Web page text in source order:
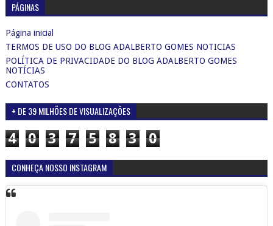
PÁGINAS
Página inicial
TERMOS DE USO DO BLOG ADALBERTO GOMES NOTICIAS
POLÍTICA DE PRIVACIDADE DO BLOG ADALBERTO GOMES
NOTÍCIAS
CONTATOS
+ DE 39 MILHÕES DE VISUALIZAÇÕES
4 0 3 7 5 8 3 0
CONHEÇA NOSSO INSTAGRAM